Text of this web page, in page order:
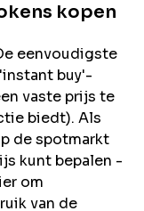
kopen
eenvoudigste
buy'-
vaste prijs te
biedt). Als
de spotmarkt
kunt bepalen -
om
van de